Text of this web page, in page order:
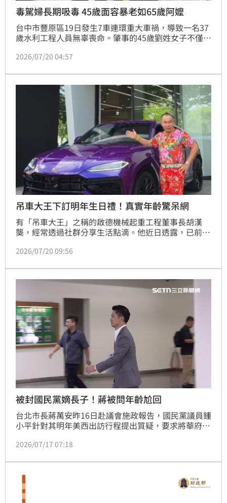
毒駕婦長期吸毒 45歲面容暴老如65歲阿嬤
台中市豐原區19日發生7車連環重大車禍，導致一名37
歲水利工程人員無辜喪命。肇事的45歲劉姓女子不僅毒
劉女因長期吸毒導致外貌嚴重衰老，實際年齡僅45歲，
僅服用美沙酮，但檢驗結果直接打臉。這起因毒癮發作
導致的慘劇，不僅毀了劉女自身容貌與人生，更讓一個
勤奮的年輕生命破碎。目前劉女已遭警方依公共危險毒
駕致死罪嫌移送法辦，全案持續偵辦中。
2026/07/20 04:57
吊車大王下訂明年生日禮！真實年齡驚呆網
有「吊車大王」之稱的啟德機械起重工程董事長胡漢
龑，經常透過社群分享生活點滴。他近日透露，已前往
Lamborghini Urus休旅車，並表示將作為明年65歲生
2026/07/20 09:56
被封國民黨嫡長子！蔣被問年齡尬回
台北市長蔣萬安昨16日赴議會施政報告，國民黨議員鍾
小平針對其明年美西出訪行程提出質疑，要求將華府納
2028年角逐總統大位淪為砲灰，建議應先歷練黨主席
題，蔣萬安說明預計走訪舊金山等科技重鎮，並與僑胞
交流。質詢過程中，鍾小平誤稱蔣萬安現年47歲，慘遭
本尊當場糾正「48歲了」，引發現場爆笑。面對議員質
疑
2026/07/17 07:18